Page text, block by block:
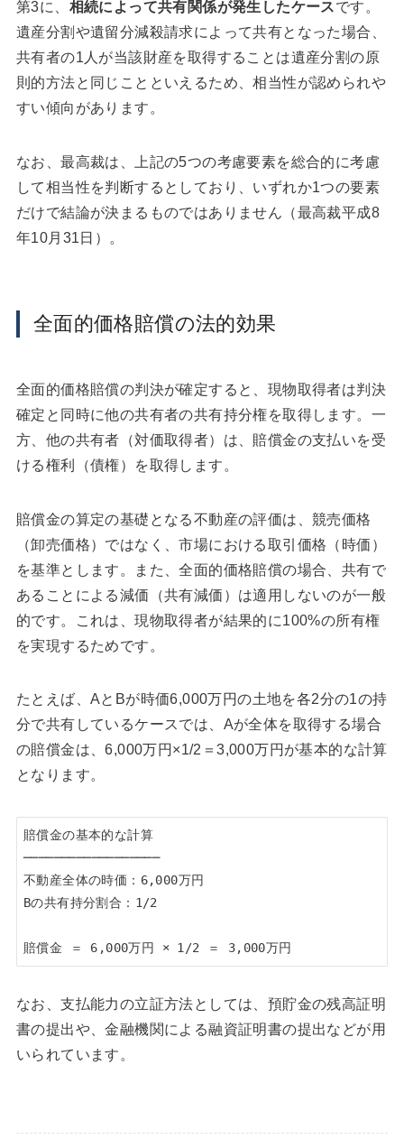
第3に、 相続によって共有関係が発生したケースです。
遺産分割や遺留分減殺請求によって共有となった場合、
共有者の1人が当該財産を取得することは遺産分割の原
則的方法と同じことといえるため、相当性が認められや
すい傾向があります。
なお、最高裁は、上記の5つの考慮要素を総合的に考慮
して相当性を判断するとしており、いずれか1つの要素
だけで結論が決まるものではありません（最高裁平成8
年10月31日）。
全面的価格賠償の法的効果
全面的価格賠償の判決が確定すると、現物取得者は判決
確定と同時に他の共有者の共有持分権を取得します。一
方、他の共有者（対価取得者）は、賠償金の支払いを受
ける権利（債権）を取得します。
賠償金の算定の基礎となる不動産の評価は、競売価格
（卸売価格）ではなく、市場における取引価格（時価）
を基準とします。また、全面的価格賠償の場合、共有で
あることによる減価（共有減価）は適用しないのが一般
的です。これは、現物取得者が結果的に100%の所有権
を実現するためです。
たとえば、AとBが時価6,000万円の土地を各2分の1の持
分で共有しているケースでは、Aが全体を取得する場合
の賠償金は、6,000万円×1/2＝3,000万円が基本的な計算
となります。
賠償金の基本的な計算
──────────────────
不動産全体の時価：6,000万円
Bの共有持分割合：1/2
なお、支払能力の立証方法としては、預貯金の残高証明
書の提出や、金融機関による融資証明書の提出などが用
いられています。